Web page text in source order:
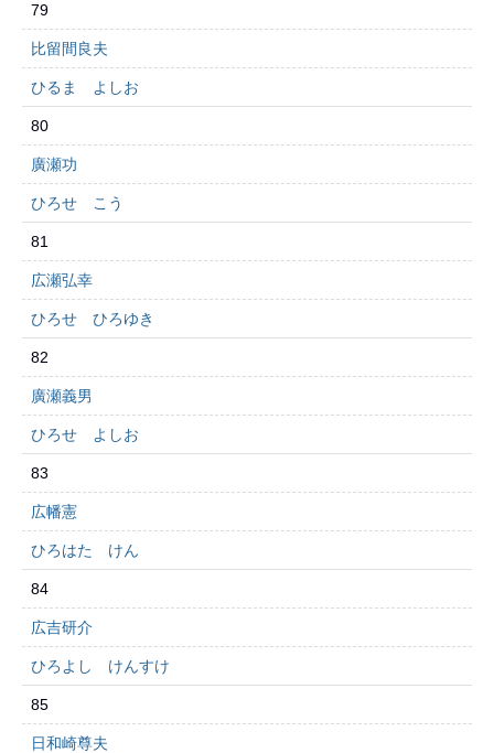
79
比留間良夫
ひるま よしお
80
廣瀬功
ひろせ こう
81
広瀬弘幸
ひろせ ひろゆき
82
廣瀬義男
ひろせ よしお
83
広幡憲
ひろはた けん
84
広吉研介
ひろよし けんすけ
85
日和崎尊夫